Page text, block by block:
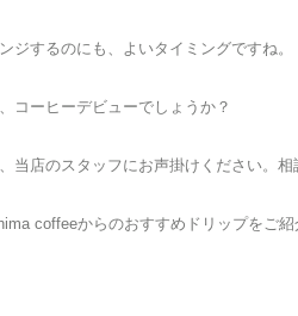
ジするのにも、よいタイミングですね。
コーヒーデビューでしょうか？
当店のスタッフにお声掛けください。
coffeeからのおすすめドリップをご